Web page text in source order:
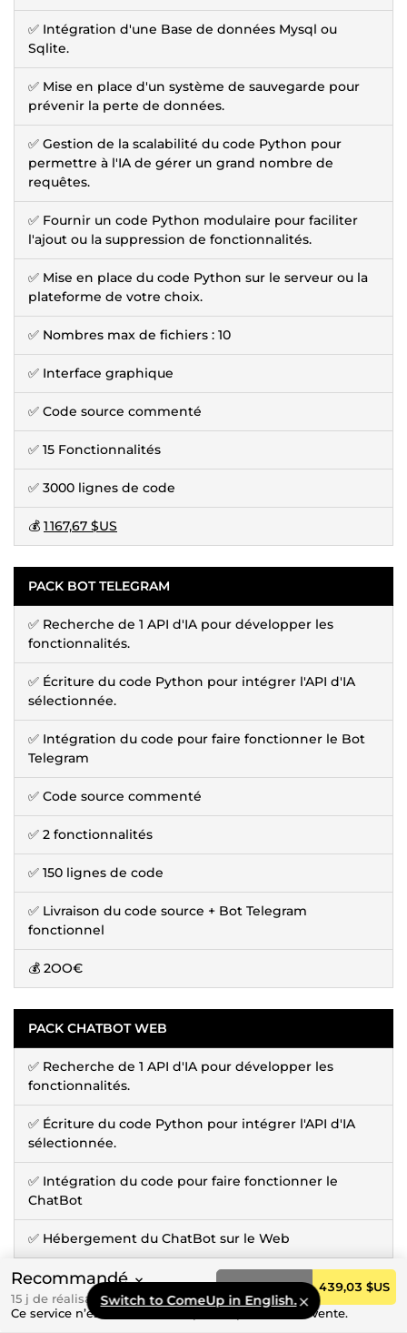
✅ Intégration d'une Base de données Mysql ou
Sqlite.
✅ Mise en place d'un système de sauvegarde pour
prévenir la perte de données.
✅ Gestion de la scalabilité du code Python pour
permettre à l'IA de gérer un grand nombre de
requêtes.
✅ Fournir un code Python modulaire pour faciliter
l'ajout ou la suppression de fonctionnalités.
✅ Mise en place du code Python sur le serveur ou la
plateforme de votre choix.
✅ Nombres max de fichiers : 10
✅ Interface graphique
✅ Code source commenté
✅ 15 Fonctionnalités
✅ 3000 lignes de code
💰 1 167,67 $US
PACK BOT TELEGRAM
✅ Recherche de 1 API d'IA pour développer les
fonctionnalités.
✅ Écriture du code Python pour intégrer l'API d'IA
sélectionnée.
✅ Intégration du code pour faire fonctionner le Bot
Telegram
✅ Code source commenté
✅ 2 fonctionnalités
✅ 150 lignes de code
✅ Livraison du code source + Bot Telegram
fonctionnel
💰 2OO€
PACK CHATBOT WEB
✅ Recherche de 1 API d'IA pour développer les
fonctionnalités.
✅ Écriture du code Python pour intégrer l'API d'IA
sélectionnée.
✅ Intégration du code pour faire fonctionner le
ChatBot
✅ Hébergement du ChatBot sur le Web
✅ Code source commenté
✅ 2 fonctionnalités
Recommandé
15 j de réalisation
Commander
439,03 $US
Ce service n’est actuellement pas disponible à la vente.
Switch to ComeUp in English.